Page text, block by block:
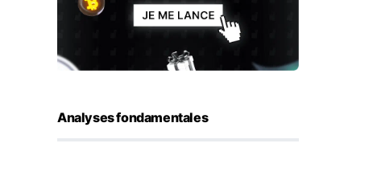
Analyses fondamentales